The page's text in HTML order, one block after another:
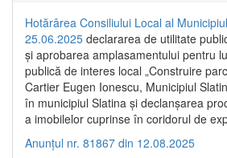
Hotărârea Consiliului Local al
25.06.2025 declararea de utilitate
și aprobarea amplasamentului pentru
publică de interes local „Construire
Cartier Eugen Ionescu, Municipiul
în municipiul Slatina și declanșarea
a imobilelor cuprinse în coridorul de
Anunțul nr. 81867 din 12.08.2025